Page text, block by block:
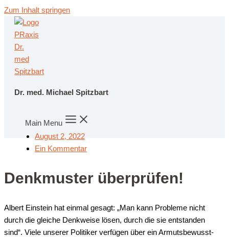
Zum Inhalt springen
Dr. med. Michael Spitzbart
Main Menu
August 2, 2022
Ein Kommentar
Denk­mus­ter überprüfen!
Albert Ein­stein hat ein­mal gesagt: „Man kann Pro­ble­me nicht
durch die glei­che Denk­wei­se lösen, durch die sie ent­stan­den
sind“. Vie­le unse­rer Poli­ti­ker ver­fü­gen über ein Armuts­be­wusst­